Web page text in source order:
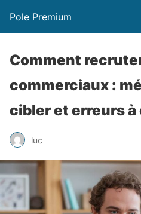
Pole Premium
Comment
commerciaux :
cibler et erreurs
luc